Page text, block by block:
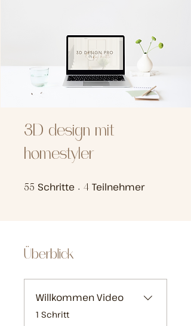
3D design mit
homestyler
55 Schritte 55 Schritte
4 Teilnehmer
Überblick
Willkommen Video
.1 Schritt